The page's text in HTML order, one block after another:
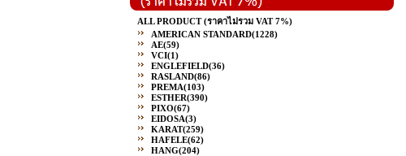
ALL PRODUCT (ราคาไม่รวม VAT 7%)
AMERICAN STANDARD(1228)
AE(59)
VCI(1)
ENGLEFIELD(36)
RASLAND(86)
PREMA(103)
ESTHER(390)
PIXO(67)
EIDOSA(3)
KARAT(259)
HAFELE(62)
HANG(204)